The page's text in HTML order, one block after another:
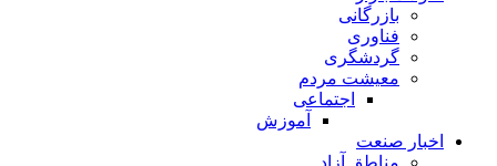
بازرگانی
فناوری
گردشگری
معیشت مردم
اجتماعی
آموزش
اخبار صنعت
مناطق آزاد